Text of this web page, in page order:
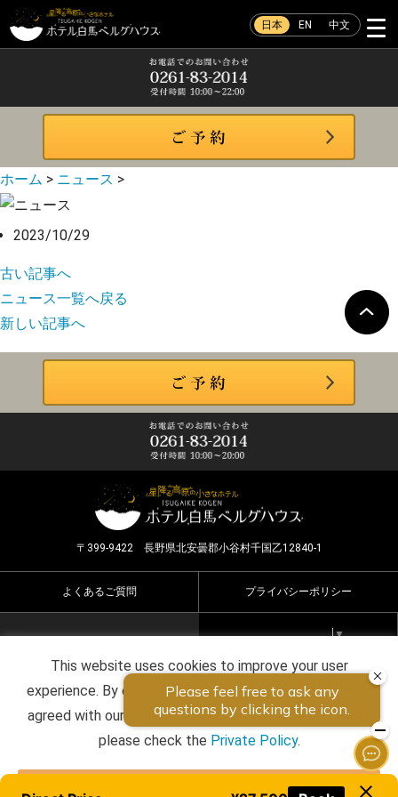
日本 EN 中文
ホーム > ニュース >
2023/10/29
古い記事へ
ニュース一覧へ戻る
新しい記事へ
〒399-9422 長野県北安曇郡小谷村千国乙12840-1
よくあるご質問 プライバシーポリシー
Select Language ▼
Copyright ©2026 HOTEL HAKUBA BERGHAUS all rights
reserved.
This website uses cookies to improve your user
experience. By continuing to use this website, you have
agreed with our cookie consent. For futher information,
please check the Private Policy.